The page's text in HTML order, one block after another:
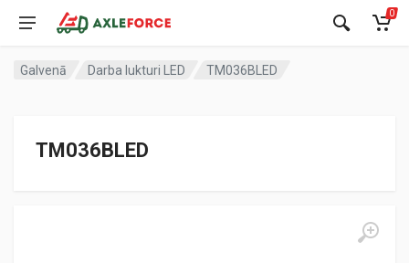
0
Galvenā Darba lukturi LED TM036BLED
TM036BLED